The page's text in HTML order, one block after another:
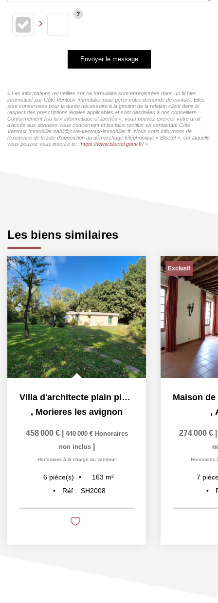
Envoyer le message
« Les informations recueillies sur ce formulaire sont enregistrées dans un fichier
informatisé par Côté Ventoux Immobilier pour gérer votre demande de contact. Elles
sont conservées pour la durée nécessaire à la gestion de la relation client dans le
respect des prescriptions légales applicables et sont destinées à nos conseillers
Conformément à la loi « informatique et libertés », vous pouvez exercer votre droit
d'accès aux données vous concernant et les faire rectifier en contactant Côté
Ventoux Immobilier nabil@cote-ventoux-immobilier.fr. Nous vous informons de
l'existence de la liste d'opposition au démarchage téléphonique « Bloctel », sur laquelle
vous pouvez vous inscrire ici : https://www.bloctel.gouv.fr/»
Les biens similaires
Villa d'architecte plain pied - 163 m2 près du golf,...
, Morieres les avignon
458 000 € 440 000 € Honoraires
non inclus
Honoraires à la charge du vendeur
6 pièce(s) 163 m²
Réf : SH2008
Exclusif
,
274 000 €
Honoraires
7